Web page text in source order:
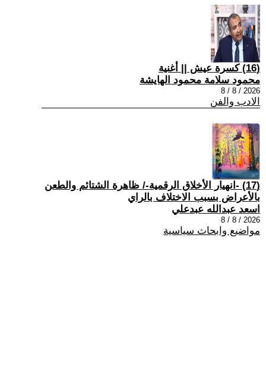
(16) كسرة عيش || أغنية
محمود سلامة محمود الهايشة
2026 / 8 / 8
الادب والفن
(17) -انهيار الأخلاق الرقمية-/ ظاهرة الشتائم والطعن
بالأعراض بسبب الاختلاف بالراي
اسعد عبدالله عبدعلي
2026 / 8 / 8
مواضيع وابحاث سياسية